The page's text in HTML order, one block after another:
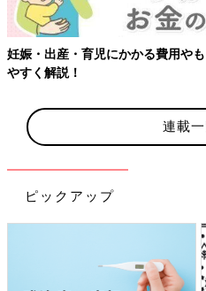
妊娠・出産・育児にかかる費用や
やすく解説！
連載
ピックアップ